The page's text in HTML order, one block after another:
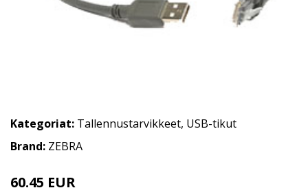
Kategoriat: Tallennustarvikkeet, USB-tikut
Brand: ZEBRA
60.45 EUR